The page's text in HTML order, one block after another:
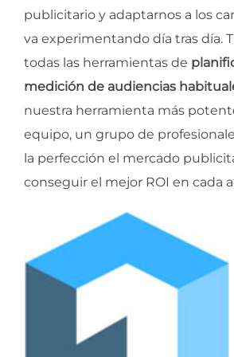
publicitario y adaptarnos a los
va experimentando día tras día.
todas las herramientas de
medición de audiencias
nuestra herramienta más
equipo, un grupo de
la perfección el mercado
conseguir el mejor ROI en cada